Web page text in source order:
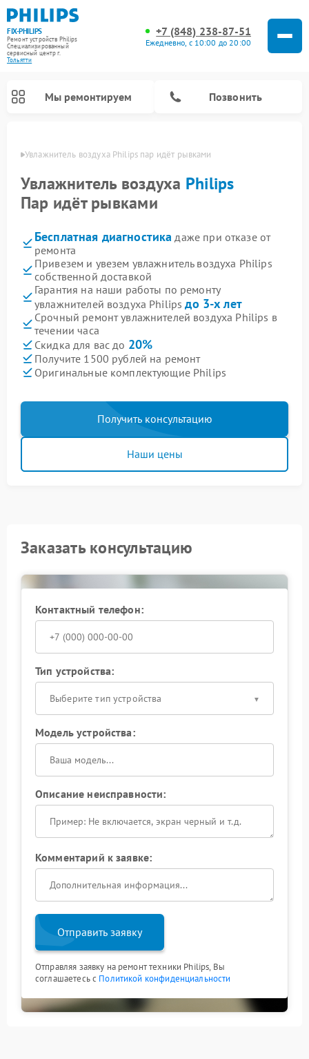
FIX-PHILIPS
Ремонт устройств Philips
Специализированный
cервисный центр г.
Тольятти
+7 (848) 238-87-51
Ежедневно, с 10:00 до 20:00
Мы ремонтируем Позвонить
Увлажнитель воздуха Philips пар идёт рывками
Увлажнитель воздуха Philips
Пар идёт рывками
Бесплатная диагностика даже при отказе от
ремонта
Привезем и увезем увлажнитель воздуха Philips
собственной доставкой
Гарантия на наши работы по ремонту
увлажнителей воздуха Philipsдо 3-х лет
Срочный ремонт увлажнителей воздуха Philips в
течении часа
Скидка для вас до 20%
Получите 1500 рублей на ремонт
Оригинальные комплектующие Philips
Получить консультацию
Наши цены
Заказать консультацию
Контактный телефон:
Тип устройства:
Выберите тип устройства
Модель устройства:
Описание неисправности:
Комментарий к заявке:
Отправить заявку
Отправляя заявку на ремонт техники Philips, Вы
соглашаетесь с Политикой конфиденциальности